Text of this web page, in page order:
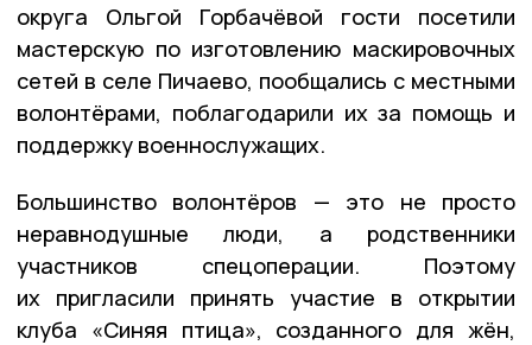
округа Ольгой Горбачёвой гости посетили
мастерскую по изготовлению маскировочных
сетей в селе Пичаево, пообщались с местными
волонтёрами, поблагодарили их за помощь и
поддержку военнослужащих.
Большинство волонтёров — это не просто
неравнодушные люди, а родственники
участников спецоперации. Поэтому
их пригласили принять участие в открытии
клуба «Синяя птица», созданного для жён,